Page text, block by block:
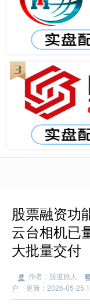
股票融资功
云台相机已
大批量交付
作者：股道旅人
户
更新：2026-05-25